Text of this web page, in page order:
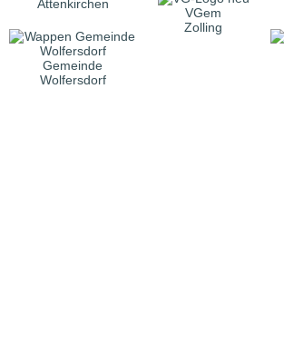
Attenkirchen
VGem
Zolling
Gemeinde
Wolfersdorf